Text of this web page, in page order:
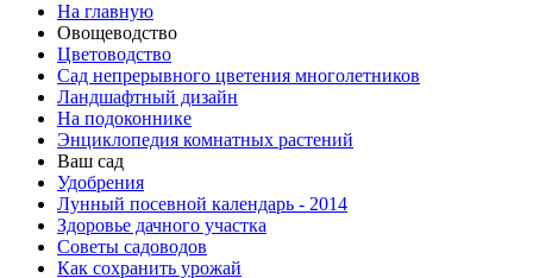
На главную
Овощеводство
Цветоводство
Сад непрерывного цветения многолетников
Ландшафтный дизайн
На подоконнике
Энциклопедия комнатных растений
Ваш сад
Удобрения
Лунный посевной календарь - 2014
Здоровье дачного участка
Советы садоводов
Как сохранить урожай